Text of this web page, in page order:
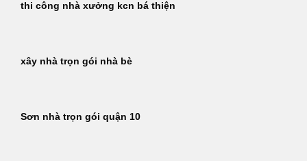
thi công nhà xưởng kcn bá thiện
xây nhà trọn gói nhà bè
Sơn nhà trọn gói quận 10